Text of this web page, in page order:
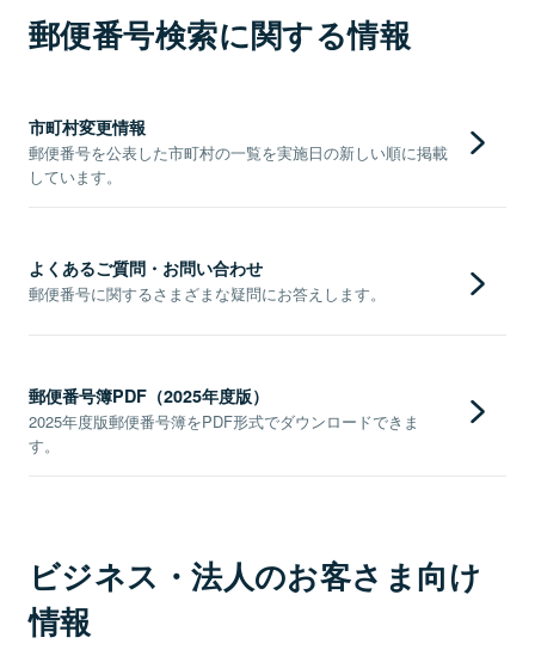
郵便番号検索に関する情報
市町村変更情報
郵便番号を公表した市町村の一覧を実施日の新しい順に掲載
しています。
よくあるご質問・お問い合わせ
郵便番号に関するさまざまな疑問にお答えします。
郵便番号簿PDF（2025年度版）
2025年度版郵便番号簿をPDF形式でダウンロードできま
す。
ビジネス・法人のお客さま向け
情報